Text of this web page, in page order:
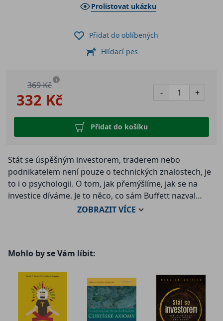
Prolistovat ukázku
332 Kč
369 Kč i
- +
Přidat do košíku
Přidat do oblíbených
Hlídací pes
Stát se úspěšným investorem, traderem nebo
podnikatelem není pouze o technických znalostech, je
to i o psychologii. O tom, jak přemýšlíme, jak se na
investice díváme. Je to něco, co sám Buffett nazval
Money Mind. V knize Myslete jako miliardář: Tajemství
pronikavými analýzami Buffettových investičních
metod, kterých se prodalo přes 1 milion výtisků, se
nyní zabývá mnohem zásadnější otázkou: Co tyto
metody formovalo?
ZOBRAZITVÍCE
Mohlo by se Vám líbit: